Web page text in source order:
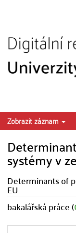
Zobrazit záznam
systémy v
Determinants of
EU
bakalářská práce (